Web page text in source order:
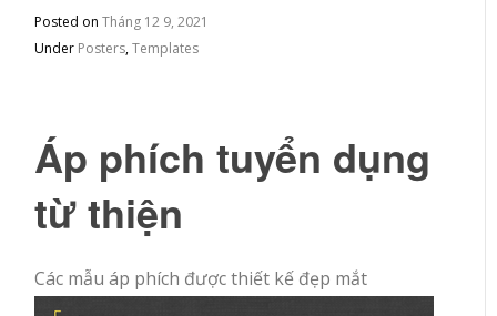
Posted onTháng 12 9, 2021
Under Posters,Templates
Áp phích tuyển dụng
từ thiện
Các mẫu áp phích được thiết kế đẹp mắt